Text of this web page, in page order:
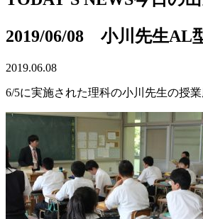
2019/06/08 小川先生AL
2019.06.08
6/5に実施された理科の小川先生の授業